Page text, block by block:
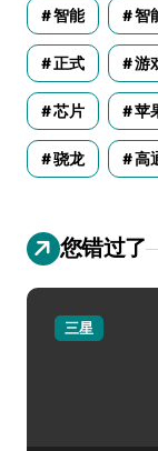
智能 智
正式 游
芯片 苹
骁龙 高
您错过了
三星